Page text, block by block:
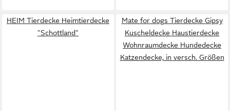
HEIM Tierdecke Heimtierdecke
"Schottland"
Mate for dogs Tierdecke Gipsy
Kuscheldecke Haustierdecke
Wohnraumdecke Hundedecke
Katzendecke, in versch. Größen